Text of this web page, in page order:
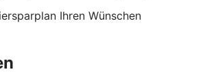
Ihren Wünschen